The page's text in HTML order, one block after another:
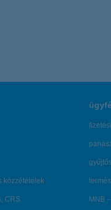
közzétételek
CRS MNB